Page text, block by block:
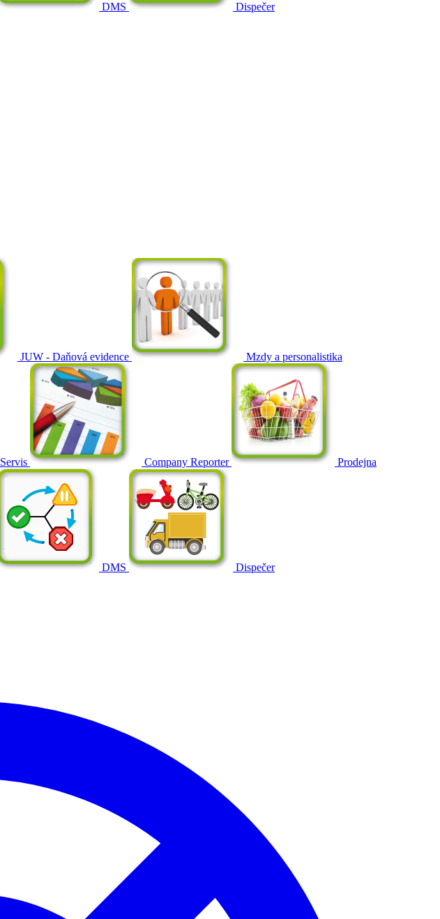
DMS
Dispečer
JUW - Daňová evidence Mzdy a personalistika
Servis Company Reporter Prodejna
DMS
Dispečer